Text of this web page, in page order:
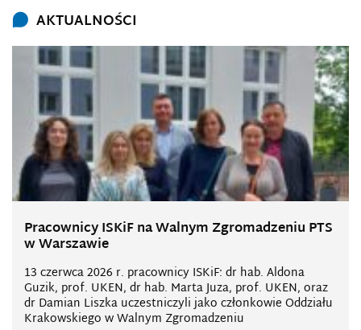
AKTUALNOŚCI
Pracownicy ISKiF na Walnym Zgromadzeniu PTS
w Warszawie
13 czerwca 2026 r. pracownicy ISKiF: dr hab. Aldona
Guzik, prof. UKEN, dr hab. Marta Juza, prof. UKEN, oraz
dr Damian Liszka uczestniczyli jako członkowie Oddziału
Krakowskiego w Walnym Zgromadzeniu